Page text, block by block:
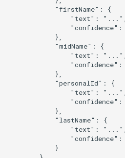
            "firstName": {
                "text": "...",
"confidence":
            },
            "midName": {
                "text": "...",
            },
            "personalId": {
                "text": "...",
            },
            "lastName": {
                "text": "...",
            }